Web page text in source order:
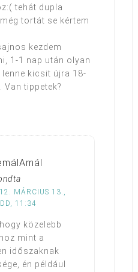
tehát dupla
tortát se kértem
kezdem
1-1 nap után olyan
kicsit újra 18-
Van tippetek?
MÁRCIUS 13.,
11:34
közelebb
mint a
időszaknak
én például